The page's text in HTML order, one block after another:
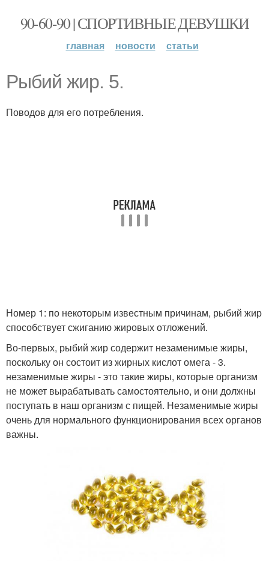
90-60-90 | СПОРТИВНЫЕ ДЕВУШКИ
главная новости статьи
Рыбий жир. 5.
Поводов для его потребления.
Номер 1: по некоторым известным причинам, рыбий жир
способствует сжиганию жировых отложений.
Во-первых, рыбий жир содержит незаменимые жиры,
поскольку он состоит из жирных кислот омега - 3.
незаменимые жиры - это такие жиры, которые организм
не может вырабатывать самостоятельно, и они должны
поступать в наш организм с пищей. Незаменимые жиры
очень для нормального функционирования всех органов
важны.